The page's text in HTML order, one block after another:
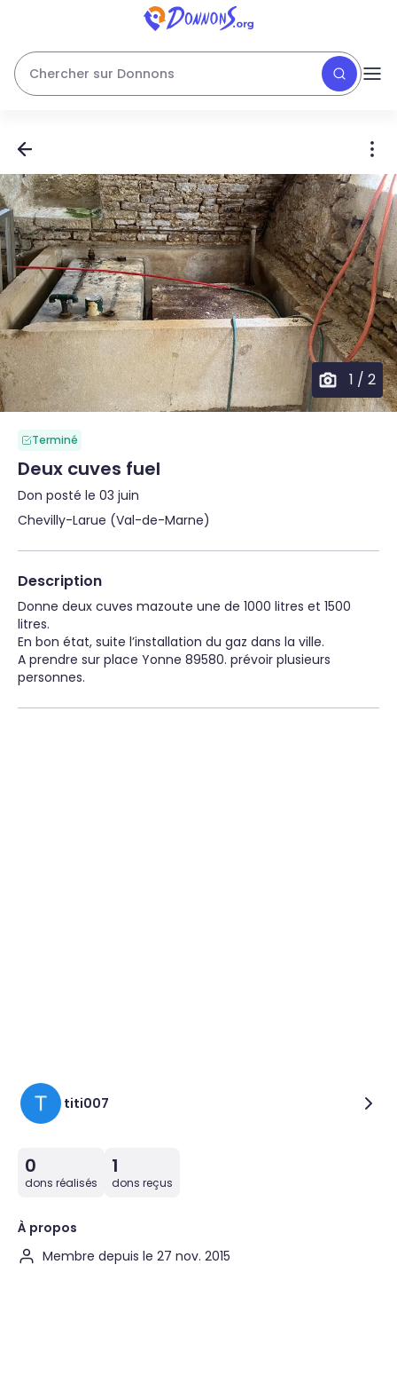
Chercher sur Donnons
1 / 2
Terminé
Deux cuves fuel
Don posté le 03 juin
Chevilly-Larue (Val-de-Marne)
Description
Donne deux cuves mazoute une de 1000 litres et 1500
litres.
En bon état, suite l’installation du gaz dans la ville.
A prendre sur place Yonne 89580. prévoir plusieurs
personnes.
titi007
0
dons réalisés
1
dons reçus
À propos
Membre depuis le 27 nov. 2015